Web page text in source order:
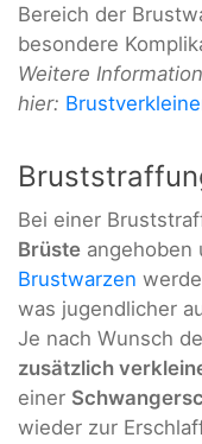
Bereich der
besondere
Weitere
hier:
Bei einer
Brüste angehoben
Brustwarzen
was jugendlicher
Je nach Wunsch
zusätzlich
einer
wieder zur